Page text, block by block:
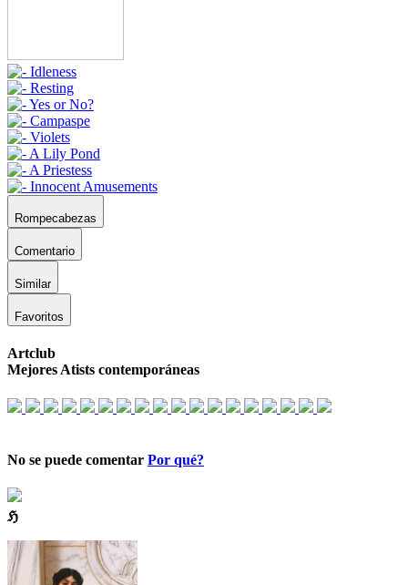
Rompecabezas
Comentario
Similar
Favoritos
Artclub
Mejores Atists contemporáneas
No se puede comentar Por qué?
ℌ